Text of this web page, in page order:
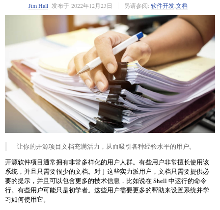
Jim Hall 发布于 2022年12月23日 另请参阅: 软件开发文档
让你的开源项目文档充满活力，从而吸引各种经验水平的用户。
开源软件项目通常拥有非常多样化的用户人群。有些用户非常擅长使用该
系统，并且只需要很少的文档。对于这些实力派用户，文档只需要提供必
要的提示，并且可以包含更多的技术信息，比如说在 Shell 中运行的命令
行。有些用户可能只是初学者。这些用户需要更多的帮助来设置系统并学
习如何使用它。